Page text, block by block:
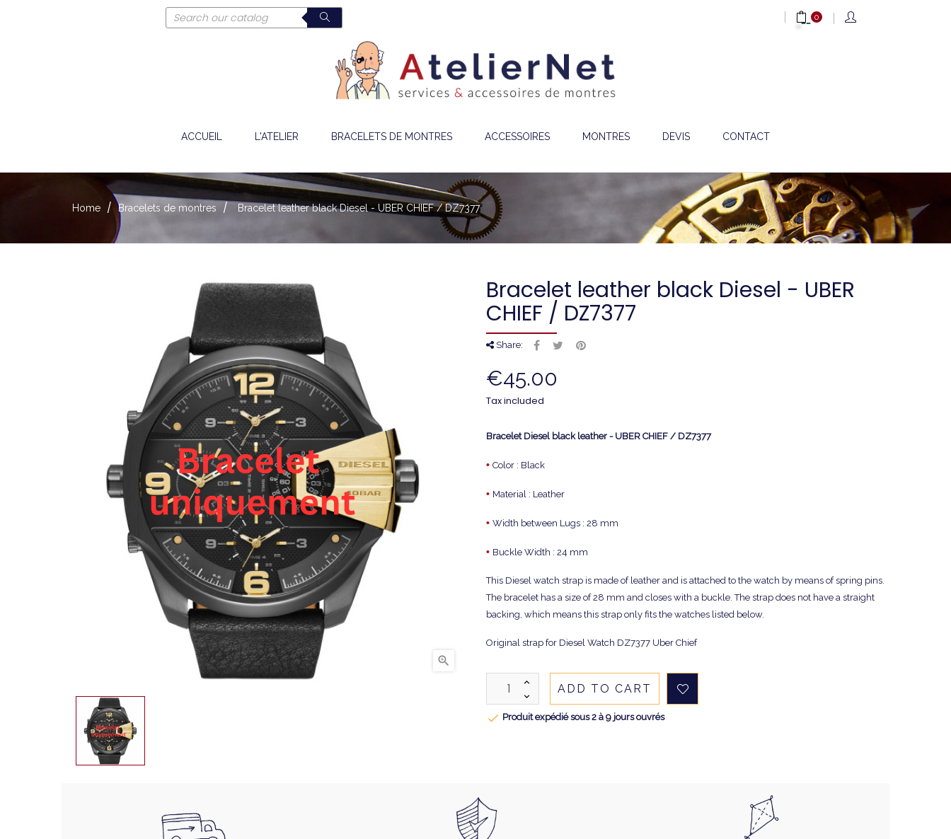
0
ACCUEIL L'ATELIER BRACELETS DE MONTRES ACCESSOIRES MONTRES DEVIS CONTACT
Home Bracelets de montres Bracelet leather black Diesel - UBER CHIEF / DZ7377

Bracelet leather black Diesel - UBER
CHIEF / DZ7377
Share:
€45.00
Tax included
Bracelet Diesel black leather - UBER CHIEF / DZ7377
• Color : Black
• Material : Leather
• Width between Lugs : 28 mm
• Buckle Width : 24 mm
This Diesel watch strap is made of leather and is attached to the watch by means of spring pins.
The bracelet has a size of 28 mm and closes with a buckle. The strap does not have a straight
backing, which means this strap only fits the watches listed below.
Original strap for Diesel Watch DZ7377 Uber Chief
ADD TO CART
 Produit expédié sous 2 à 9 jours ouvrés